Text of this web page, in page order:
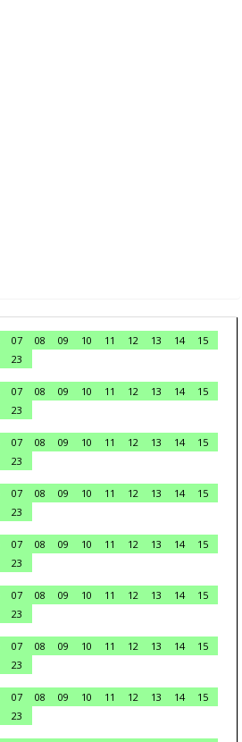
07 08 09 10 11 12 13 14
15
23
07 08 09 10 11 12 13 14
15
23
07 08 09 10 11 12 13 14
15
23
07 08 09 10 11 12 13 14
15
23
07 08 09 10 11 12 13 14
15
23
07 08 09 10 11 12 13 14
15
23
07 08 09 10 11 12 13 14
15
23
07 08 09 10 11 12 13 14
15
23